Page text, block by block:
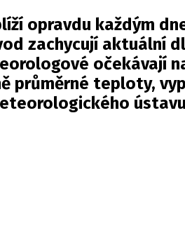
opravdu každým
zachycují aktuální
očekávají
průměrné teploty,
ústavu